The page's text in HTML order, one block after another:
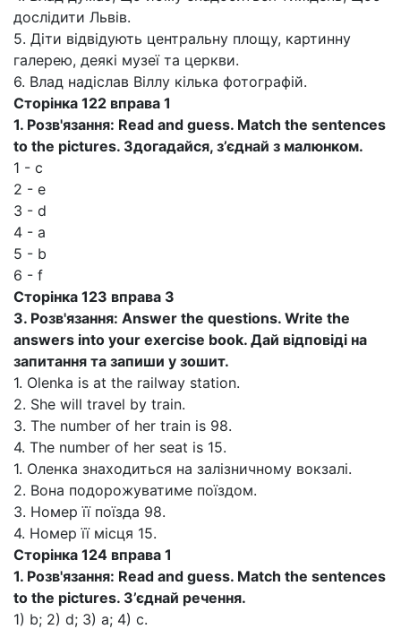
дослідити Львів.
5. Діти відвідують центральну площу, картинну
галерею, деякі музеї та церкви.
6. Влад надіслав Віллу кілька фотографій.
Сторінка 122 вправа 1
1. Розв'язання: Read and guess. Match the sentences
to the pictures. Здогадайся, з’єднай з малюнком.
1 - с
2 - е
3 - d
4 - а
5 - b
6 - f
Сторінка 123 вправа 3
3. Розв'язання: Answer the questions. Write the
answers into your exercise book. Дай відповіді на
запитання та запиши у зошит.
1. Olenka is at the railway station.
2. She will travel by train.
3. The number of her train is 98.
4. The number of her seat is 15.
1. Оленка знаходиться на залізничному вокзалі.
2. Вона подорожуватиме поїздом.
3. Номер її поїзда 98.
4. Номер її місця 15.
Сторінка 124 вправа 1
1. Розв'язання: Read and guess. Match the sentences
to the pictures. З’єднай речення.
1) b; 2) d; 3) a; 4) c.